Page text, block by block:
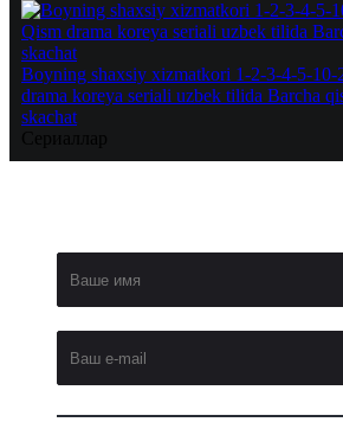
Boyning shaxsiy xizmatkori 1-2-3-4-5-10-
drama koreya seriali uzbek tilida Barcha
skachat